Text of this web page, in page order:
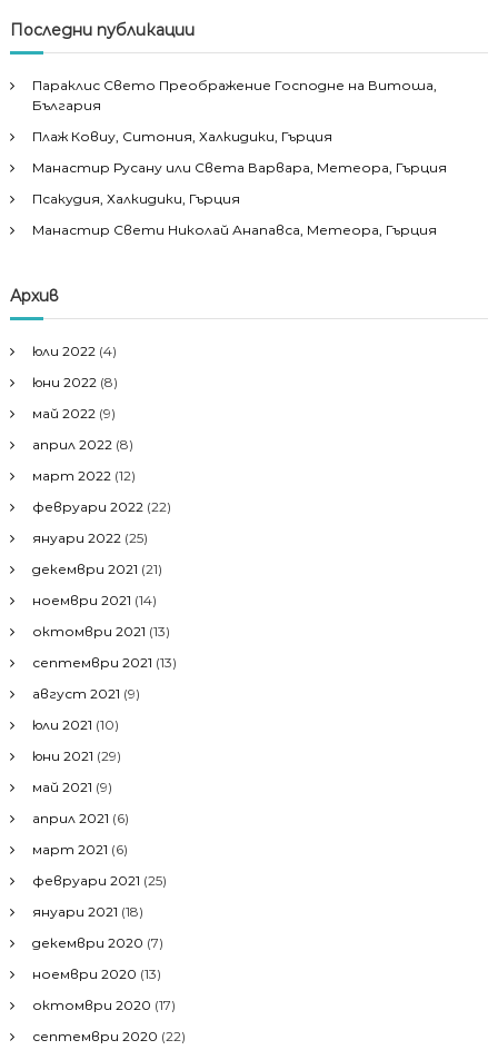
Последни публикации
Параклис Свето Преображение Господне на Витоша,
България
Плаж Ковиу, Ситония, Халкидики, Гърция
Манастир Русану или Света Варвара, Метеора, Гърция
Псакудия, Халкидики, Гърция
Манастир Свети Николай Анапавса, Метеора, Гърция
Архив
юли 2022 (4)
юни 2022 (8)
май 2022 (9)
април 2022 (8)
март 2022 (12)
февруари 2022 (22)
януари 2022 (25)
декември 2021 (21)
ноември 2021 (14)
октомври 2021 (13)
септември 2021 (13)
август 2021 (9)
юли 2021 (10)
юни 2021 (29)
май 2021 (9)
април 2021 (6)
март 2021 (6)
февруари 2021 (25)
януари 2021 (18)
декември 2020 (7)
ноември 2020 (13)
октомври 2020 (17)
септември 2020 (22)